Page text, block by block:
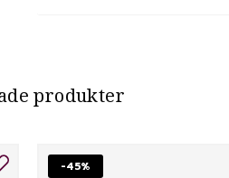
produkter
-45%